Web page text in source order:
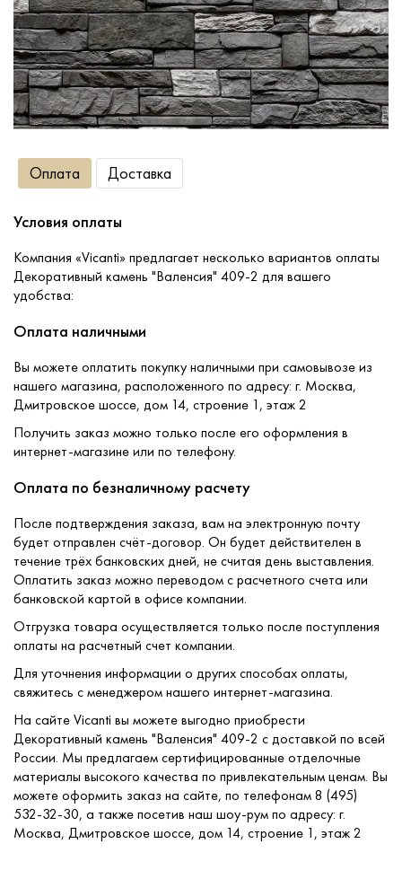
Сопутствующие товары
О компании
Услуги
Портфолио
Доставка
Оплата Доставка
Условия оплаты
Компания «Vicanti» предлагает несколько вариантов оплаты
Декоративный камень "Валенсия" 409-2 для вашего
удобства:
Оплата наличными
Вы можете оплатить покупку наличными при самовывозе из
нашего магазина, расположенного по адресу: г. Москва,
Дмитровское шоссе, дом 14, строение 1, этаж 2
Получить заказ можно только после его оформления в
интернет-магазине или по телефону.
Оплата по безналичному расчету
После подтверждения заказа, вам на электронную почту
будет отправлен счёт-договор. Он будет действителен в
течение трёх банковских дней, не считая день выставления.
Оплатить заказ можно переводом с расчетного счета или
банковской картой в офисе компании.
Отгрузка товара осуществляется только после поступления
оплаты на расчетный счет компании.
Для уточнения информации о других способах оплаты,
свяжитесь с менеджером нашего интернет-магазина.
На сайте Vicanti вы можете выгодно приобрести
Декоративный камень "Валенсия" 409-2 с доставкой по всей
России. Мы предлагаем сертифицированные отделочные
материалы высокого качества по привлекательным ценам. Вы
можете оформить заказ на сайте, по телефонам 8 (495)
532-32-30, а также посетив наш шоу-рум по адресу: г.
Москва, Дмитровское шоссе, дом 14, строение 1, этаж 2